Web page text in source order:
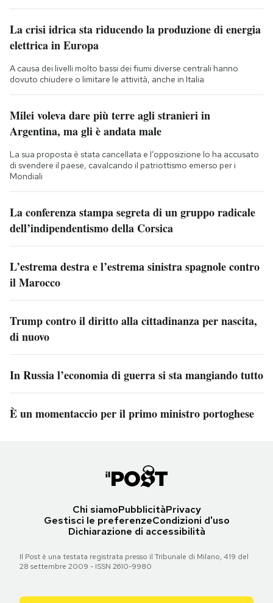
La crisi idrica sta riducendo la produzione di energia
elettrica in Europa
A causa dei livelli molto bassi dei fiumi diverse centrali hanno
dovuto chiudere o limitare le attività, anche in Italia
Milei voleva dare più terre agli stranieri in
Argentina, ma gli è andata male
La sua proposta è stata cancellata e l’opposizione lo ha accusato
di svendere il paese, cavalcando il patriottismo emerso per i
Mondiali
La conferenza stampa segreta di un gruppo radicale
dell’indipendentismo della Corsica
L’estrema destra e l’estrema sinistra spagnole contro
il Marocco
Trump contro il diritto alla cittadinanza per nascita,
di nuovo
In Russia l’economia di guerra si sta mangiando tutto
È un momentaccio per il primo ministro portoghese
Chi siamoPubblicitàPrivacy
Gestisci le preferenzeCondizioni d'uso
Dichiarazione di accessibilità
Il Post è una testata registrata presso il Tribunale di Milano, 419 del
28 settembre 2009 - ISSN 2610-9980